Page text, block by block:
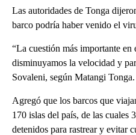
Las autoridades de Tonga
barco podría haber venido el
“La cuestión más importante
disminuyamos la velocidad y
Sovaleni, según Matangi Tonga.
Agregó que los barcos que
170 islas del país, de las cuales
detenidos para rastrear y evitar